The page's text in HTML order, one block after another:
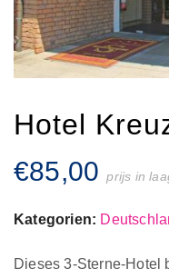
Hotel
€85,00 prijs in
Kategorien:
Dieses 3-Sterne-Hotel